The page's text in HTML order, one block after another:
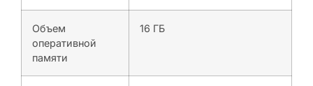
Объем
оперативной
памяти
16 ГБ